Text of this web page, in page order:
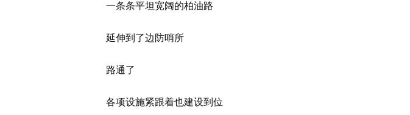
一条条平坦宽阔的柏油路
延伸到了边防哨所
路通了
各项设施紧跟着也建设到位